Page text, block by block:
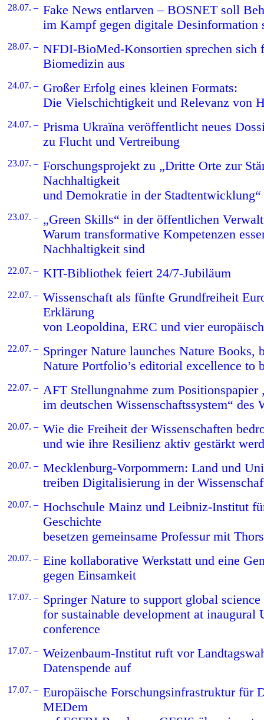
28.07. – Fake News entlarven – BOSNET soll
im Kampf gegen digitale Desinformation
28.07. – NFDI-BioMed-Konsortien sprechen sich
Biomedizin aus
24.07. – Großer Erfolg eines kleinen Formats:
Die Vielschichtigkeit und Relevanz von
24.07. – Prisma Ukraïna veröffentlicht neues
zu Flucht und Vertreibung
23.07. – Forschungsprojekt zu „Dritte Orte zur
Nachhaltigkeit
und Demokratie in der Stadtentwicklung“
23.07. – „Green Skills“ in der öffentlichen
Warum transformative Kompetenzen
Nachhaltigkeit sind
22.07. – KIT-Bibliothek feiert 24/7-Jubiläum
22.07. – Wissenschaft als fünfte Grundfreiheit
Erklärung
von Leopoldina, ERC und vier
22.07. – Springer Nature launches Nature Books,
Nature Portfolio’s editorial excellence to
22.07. – AFT Stellungnahme zum Positionspapier
im deutschen Wissenschaftssystem“ des
20.07. – Wie die Freiheit der Wissenschaften
und wie ihre Resilienz aktiv gestärkt
20.07. – Mecklenburg-Vorpommern: Land und
treiben Digitalisierung in der
20.07. – Hochschule Mainz und Leibniz-Institut
Geschichte
besetzen gemeinsame Professur mit
20.07. – Eine kollaborative Werkstatt und eine
gegen Einsamkeit
17.07. – Springer Nature to support global
for sustainable development at inaugural
conference
17.07. – Weizenbaum-Institut ruft vor
Datenspende auf
17.07. – Europäische Forschungsinfrastruktur für
MEDem